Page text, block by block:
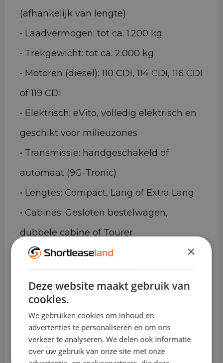
(afhankelijk van lengte)
• Laadvermogen: tot ca. 1.200 kg
• Trekgewicht: tot ca. 2.000 kg
• Motoren (diesel): 110 CDI, 114 CDI, 116 CDI
of 119 CDI
• Elektrisch: eVito, volledig elektrisch en
geschikt voor milieuzones
• Transmissie: handgeschakeld of
automaat (9G-Tronic)
• Lengtes: Compact, Lang of Extra Lang
• Cabines: Gesloten bestelwagen,
dubbele cabine of Tourer
Waarom de Mercedes-Benz
Vito ideaal is voor shortlease
• Representatieve uitstraling voor
klantbezoek
• Zeer comfortabel, ook bij lange
werkdagen
×
Deze website maakt gebruik van
cookies.
We gebruiken cookies om inhoud en
advertenties te personaliseren en om ons
verkeer te analyseren. We delen ook informatie
over uw gebruik van onze site met onze